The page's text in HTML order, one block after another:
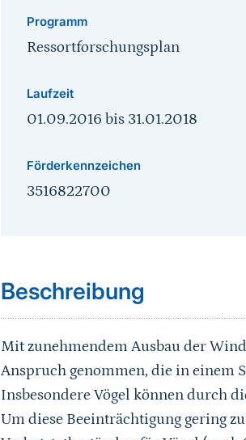
Programm
Ressortforschungsplan
Laufzeit
01.09.2016 bis 31.01.2018
Förderkennzeichen
3516822700
Beschreibung
Mit zunehmendem Ausbau der
Anspruch genommen, die in einem
Insbesondere Vögel können durch
Um diese Beeinträchtigung gering